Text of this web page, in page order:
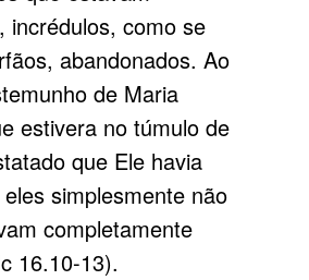
incrédulos, como se
abandonados. Ao
de Maria
estivera no túmulo de
que Ele havia
simplesmente não
completamente
16.10-13).